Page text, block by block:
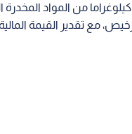
وأسفرت ضبطية وزارة الداخلية عن ضبط أكثر من 750